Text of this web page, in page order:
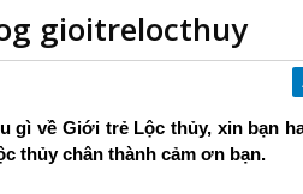
gioitrelocthuy
gì về Giới trẻ Lộc thủy, xin bạn
thủy chân thành cảm ơn bạn.